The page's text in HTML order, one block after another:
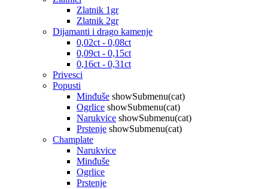
Zlatnik 1gr
Zlatnik 2gr
Dijamanti i drago kamenje
0,02ct - 0,08ct
0,09ct - 0,15ct
0,16ct - 0,31ct
Privesci
Popusti
Minđuše showSubmenu(cat)
Ogrlice showSubmenu(cat)
Narukvice showSubmenu(cat)
Prstenje showSubmenu(cat)
Champlate
Narukvice
Minđuše
Ogrlice
Prstenje